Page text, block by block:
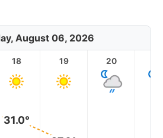
August 06, 2026
18
31.0°
19 20